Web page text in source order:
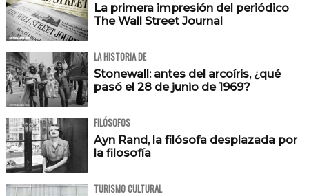
La primera impresión del periódico
The Wall Street Journal
LA HISTORIA DE
Stonewall: antes del arcoíris, ¿qué
pasó el 28 de junio de 1969?
FILÓSOFOS
Ayn Rand, la filósofa desplazada por
la filosofía
TURISMO CULTURAL